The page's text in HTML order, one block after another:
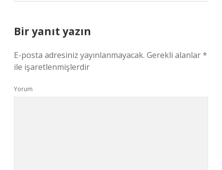
Bir yanıt yazın
E-posta adresiniz yayınlanmayacak. Gerekli alanlar*
ile işaretlenmişlerdir
Yorum